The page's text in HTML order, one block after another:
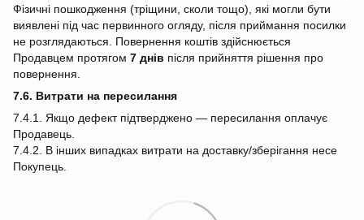
Фізичні пошкодження (тріщини, сколи тощо), які могли бути
виявлені під час первинного огляду, після приймання посилки
не розглядаються. Повернення коштів здійснюється
Продавцем протягом 7 днів після прийняття рішення про
повернення.
7.6. Витрати на пересилання
7.4.1. Якщо дефект підтверджено — пересилання оплачує
Продавець.
7.4.2. В інших випадках витрати на доставку/зберігання несе
Покупець.